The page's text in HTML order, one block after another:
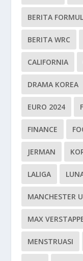
BERITA
BERITA WRC
CALIFORNIA
DRAMA KOREA
EURO 2024
FINANCE
JERMAN
LALIGA
MANCHESTER
MAX
MENSTRUASI